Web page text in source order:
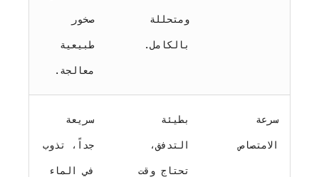
ومتحللة
بالكامل.
صخور
طبيعية
معالجة.
سرعة
الامتصاص
بطيئة
التدفق،
تحتاج وقت
سريعة
جداً، تذوب
في الماء